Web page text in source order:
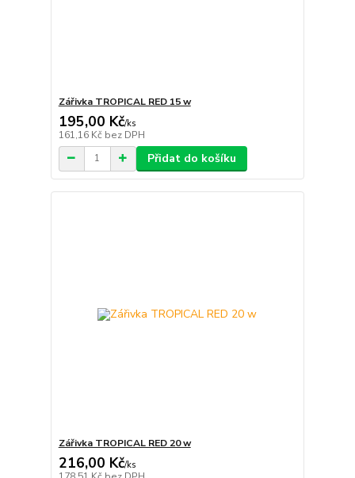
Zářivka TROPICAL RED 15 w
195,00 Kč/ks
161,16 Kč bez DPH
Přidat do košíku
Zářivka TROPICAL RED 20 w
216,00 Kč/ks